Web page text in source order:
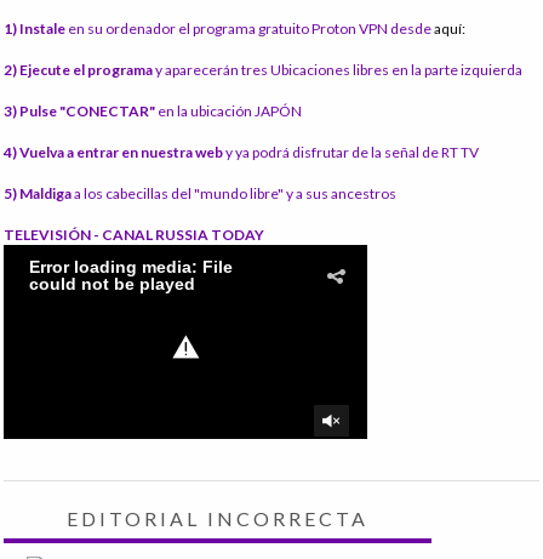
1) Instale en su ordenador el programa gratuito Proton VPN desdeaquí:
2) Ejecute el programay aparecerán tres Ubicaciones libres en la parte izquierda
3) Pulse "CONECTAR" en la ubicación JAPÓN
4) Vuelva a entrar en nuestra weby ya podrá disfrutar de la señal de RT TV
5) Maldigaa los cabecillas del "mundo libre" y a sus ancestros
TELEVISIÓN - CANAL RUSSIA TODAY
EDITORIAL INCORRECTA